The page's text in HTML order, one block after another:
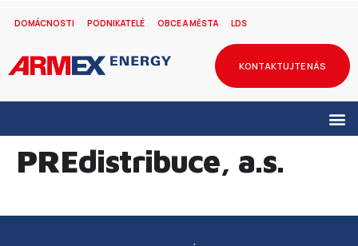
DOMÁCNOSTI PODNIKATELÉ OBCE A MĚSTA LDS
KONTAKTUJTE NÁS
PREdistribuce, a.s.